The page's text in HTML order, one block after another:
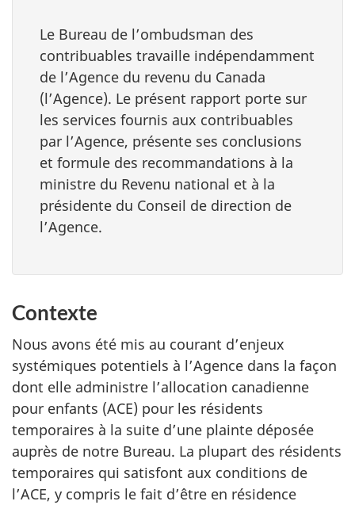
Le Bureau de l’ombudsman des
contribuables travaille indépendamment
de l’Agence du revenu du Canada
(l’Agence). Le présent rapport porte sur
les services fournis aux contribuables
par l’Agence, présente ses conclusions
et formule des recommandations à la
ministre du Revenu national et à la
présidente du Conseil de direction de
l’Agence.
Contexte
Nous avons été mis au courant d’enjeux
systémiques potentiels à l’Agence dans la façon
dont elle administre l’allocation canadienne
pour enfants (ACE) pour les résidents
temporaires à la suite d’une plainte déposée
auprès de notre Bureau. La plupart des résidents
temporaires qui satisfont aux conditions de
l’ACE, y compris le fait d’être en résidence